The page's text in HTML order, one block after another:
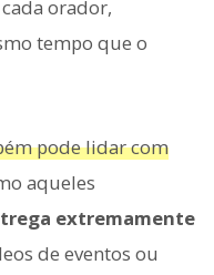
orador,
tempo que o
pode lidar com
aqueles
extremamente
de eventos ou